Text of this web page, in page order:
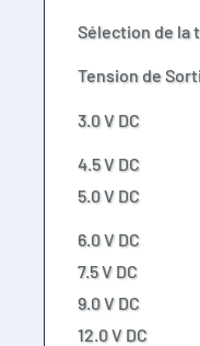
Sélection de la
Tension de
3.0 V DC
4.5 V DC
5.0 V DC
6.0 V DC
7.5 V DC
9.0 V DC
12.0 V DC